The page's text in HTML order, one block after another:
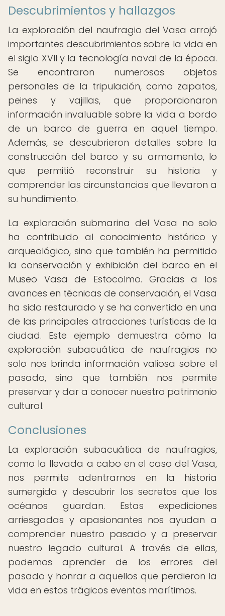
Descubrimientos y hallazgos
La exploración del naufragio del Vasa arrojó
importantes descubrimientos sobre la vida en
el siglo XVII y la tecnología naval de la época.
Se encontraron numerosos objetos
personales de la tripulación, como zapatos,
peines y vajillas, que proporcionaron
información invaluable sobre la vida a bordo
de un barco de guerra en aquel tiempo.
Además, se descubrieron detalles sobre la
construcción del barco y su armamento, lo
que permitió reconstruir su historia y
comprender las circunstancias que llevaron a
su hundimiento.
La exploración submarina del Vasa no solo
ha contribuido al conocimiento histórico y
arqueológico, sino que también ha permitido
la conservación y exhibición del barco en el
Museo Vasa de Estocolmo. Gracias a los
avances en técnicas de conservación, el Vasa
ha sido restaurado y se ha convertido en una
de las principales atracciones turísticas de la
ciudad. Este ejemplo demuestra cómo la
exploración subacuática de naufragios no
solo nos brinda información valiosa sobre el
pasado, sino que también nos permite
preservar y dar a conocer nuestro patrimonio
cultural.
Conclusiones
La exploración subacuática de naufragios,
como la llevada a cabo en el caso del Vasa,
nos permite adentrarnos en la historia
sumergida y descubrir los secretos que los
océanos guardan. Estas expediciones
arriesgadas y apasionantes nos ayudan a
comprender nuestro pasado y a preservar
nuestro legado cultural. A través de ellas,
podemos aprender de los errores del
pasado y honrar a aquellos que perdieron la
vida en estos trágicos eventos marítimos.